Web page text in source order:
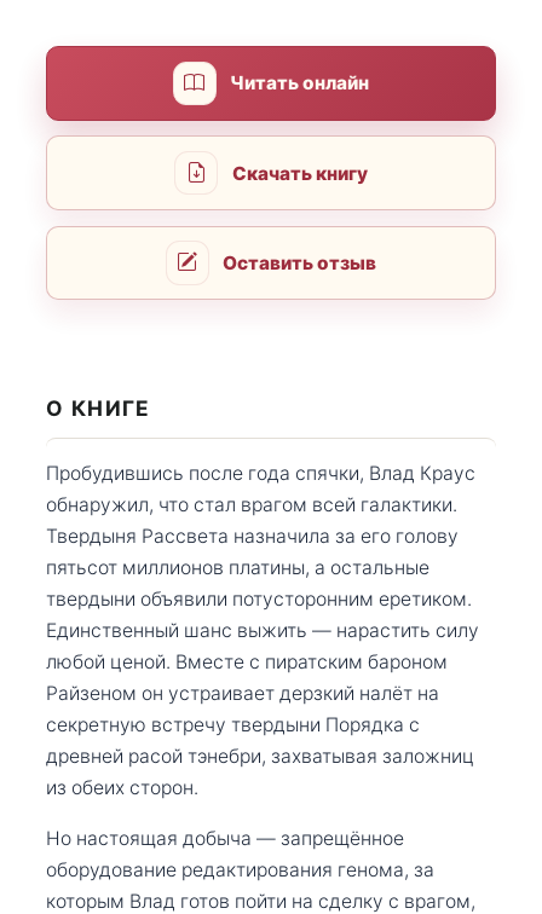
Читать онлайн
Скачать книгу
Оставить отзыв
О КНИГЕ
Пробудившись после года спячки, Влад Краус
обнаружил, что стал врагом всей галактики.
Твердыня Рассвета назначила за его голову
пятьсот миллионов платины, а остальные
твердыни объявили потусторонним еретиком.
Единственный шанс выжить — нарастить силу
любой ценой. Вместе с пиратским бароном
Райзеном он устраивает дерзкий налёт на
секретную встречу твердыни Порядка с
древней расой тэнебри, захватывая заложниц
из обеих сторон.
Но настоящая добыча — запрещённое
оборудование редактирования генома, за
которым Влад готов пойти на сделку с врагом,